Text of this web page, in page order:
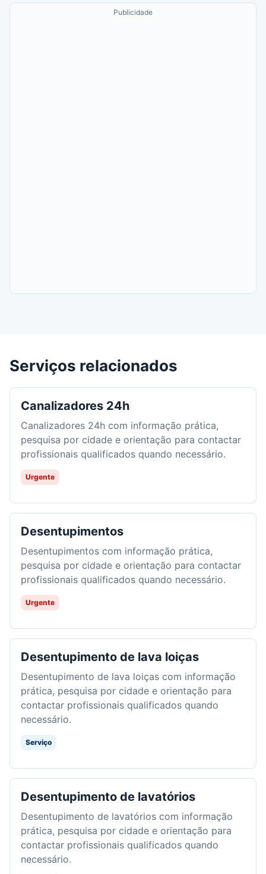
Publicidade
Serviços relacionados
Canalizadores 24h
Canalizadores 24h com informação prática,
pesquisa por cidade e orientação para contactar
profissionais qualificados quando necessário.
Urgente
Desentupimentos
Desentupimentos com informação prática,
pesquisa por cidade e orientação para contactar
profissionais qualificados quando necessário.
Urgente
Desentupimento de lava loiças
Desentupimento de lava loiças com informação
prática, pesquisa por cidade e orientação para
contactar profissionais qualificados quando
necessário.
Serviço
Desentupimento de lavatórios
Desentupimento de lavatórios com informação
prática, pesquisa por cidade e orientação para
contactar profissionais qualificados quando
necessário.